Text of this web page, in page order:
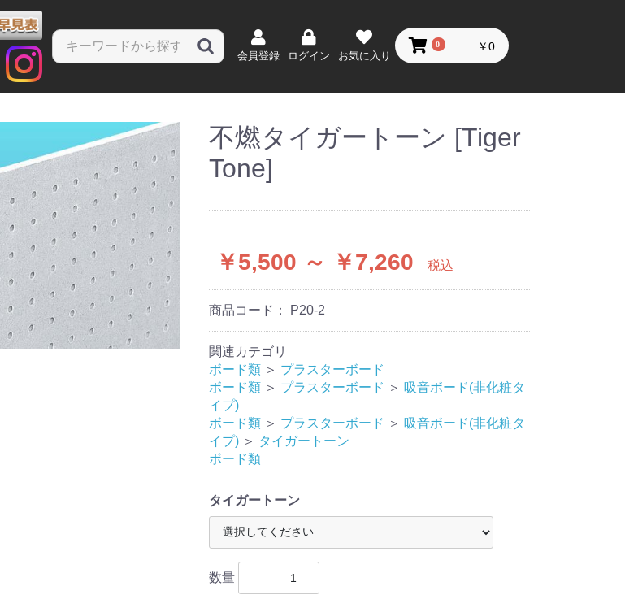
会員登録 ログイン お気に入り
0 ￥0
ーラスボード
せっこうボード タイガースクエアート
ボード(化粧タイ
ニュータイガートーン
タイガースクエアトー
ン・D
ボード(非化粧タ
特殊タイガートーン
タイガートーン
タイガースクエアート
ン・6
せっこうボード
天井用)
タイガージプトーン・
ライト
マーブルトーン・ライ
ト
ステラート・ライト
せっこうボード
タイガーハイクリンボ
ード(アートタイプ)
せっこうボード
天井用)
ニューテン・S
吉野天井板・UK
ス繊維不繊布入せ
う板
タイガーグラスロック
せっこうボード
タイガーボード・タイ
プZ
硬質せっこうボー
タイガーハイパーハー
ドC
タイガースーパーハー
ド
ガー防水ボード 不燃
準不燃
合板オンシャット
ト・ナット3分/4
ジョイント(ダブ
ジョイント(シン
ガー
受けジョイント
ンネルジョイン
ップ(耐震シング
ダブル)/(TTWBク
プ シングル・ダ
)
ップ(ダブル)
ップ(シングル)
受け(チャンネル)
(ダブル)
(シングル)
止め
ナー(L=4000)
ーサー
ッド 高耐食・ステンレス
JIS19
一般19型
材(ライトゲージ) 一般19型
JIS19
高耐食・ステンレス
天井下地材
タジョイント
圧クリップ(耐震
ップ)
っこボーイD
ドブレス
たんLGハンガー
止メ
ンガー
リップS/W
ハンガー
タクリップ
ナースペーサー
補強取付金具
ンネルホルダー
リップ(C-38用)
滑り防止金具
カバークリップ
ーホルダー(C-38
ガーサポート
ス
ース金具
不燃タイガートーン [Tiger
Tone]
￥5,500 ～ ￥7,260 税込
商品コード： P20-2
関連カテゴリ
ボード類 ＞ プラスターボード
ボード類 ＞ プラスターボード ＞ 吸音ボード(非化粧タ
イプ)
ボード類 ＞ プラスターボード ＞ 吸音ボード(非化粧タ
イプ) ＞ タイガートーン
ボード類
タイガートーン
数量